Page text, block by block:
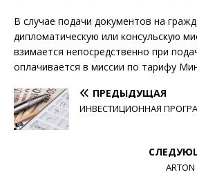
В случае подачи документов на
дипломатическую или консульскую
взимается непосредственно при
оплачивается в миссии по тарифу
ПРЕДЫДУЩАЯ
ИНВЕСТИЦИОННАЯ
ARTON